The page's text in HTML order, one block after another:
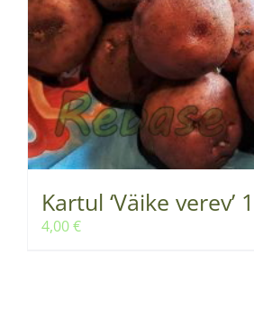
Kartul ‘Väike verev’
4,00€